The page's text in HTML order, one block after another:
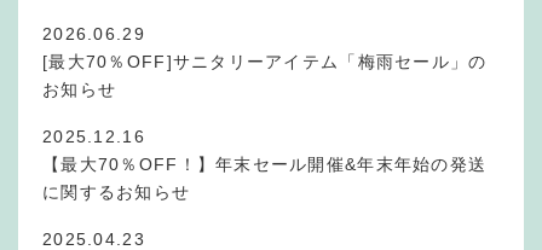
2026.06.29
[最大70％OFF]サニタリーアイテム「梅雨セール」の
お知らせ
2025.12.16
【最大70％OFF！】年末セール開催&年末年始の発送
に関するお知らせ
2025.04.23